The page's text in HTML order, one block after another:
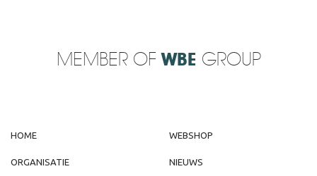
MEMBER OF WBE GROUP
HOME
ORGANISATIE
WEBSHOP
NIEUWS